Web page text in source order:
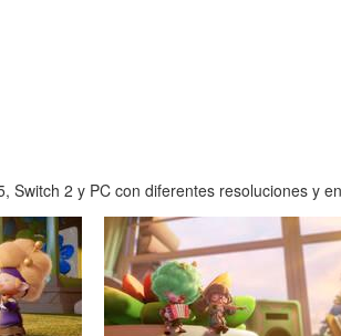
2 y PC con diferentes resoluciones y